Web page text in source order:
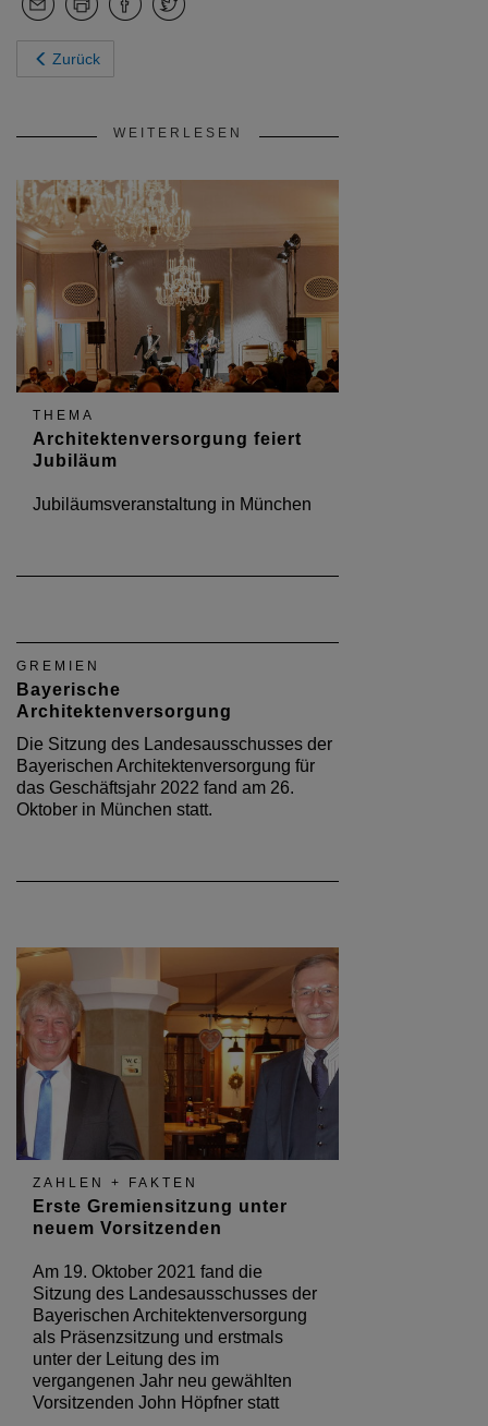
Zurück
WEITERLESEN
THEMA
Architektenversorgung feiert
Jubiläum
Jubiläumsveranstaltung in München
GREMIEN
Bayerische
Architektenversorgung
Die Sitzung des Landesausschusses der
Bayerischen Architektenversorgung für
das Geschäftsjahr 2022 fand am 26.
Oktober in München statt.
ZAHLEN + FAKTEN
Erste Gremiensitzung unter
neuem Vorsitzenden
Am 19. Oktober 2021 fand die
Sitzung des Landesausschusses der
Bayerischen Architektenversorgung
als Präsenzsitzung und erstmals
unter der Leitung des im
vergangenen Jahr neu gewählten
Vorsitzenden John Höpfner statt